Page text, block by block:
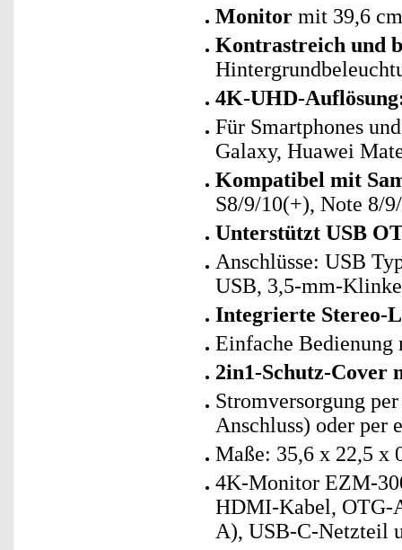
Monitor mit 39,6
Kontrastreich und
4K-UHD-
Für Smartphones
Galaxy, Huawei
Kompatibel mit
S8/9/10(+), Note 8/
Unterstützt USB
Anschlüsse: USB
USB, 3,5-mm-
Integrierte Stereo-
Einfache Bedienung
2in1-Schutz-Cover
Stromversorgung
Anschluss) oder per
Maße: 35,6 x 22,5 x
4K-Monitor EZM-
HDMI-Kabel, OTG-
A), USB-C-Netzteil